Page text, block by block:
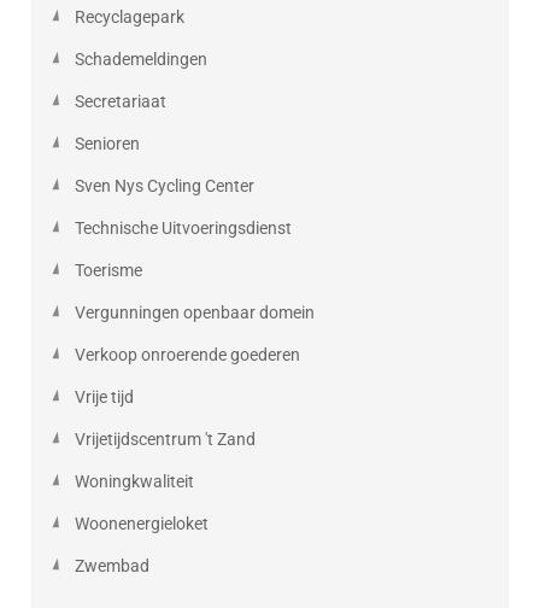
Recyclagepark
Schademeldingen
Secretariaat
Senioren
Sven Nys Cycling Center
Technische Uitvoeringsdienst
Toerisme
Vergunningen openbaar domein
Verkoop onroerende goederen
Vrije tijd
Vrijetijdscentrum 't Zand
Woningkwaliteit
Woonenergieloket
Zwembad